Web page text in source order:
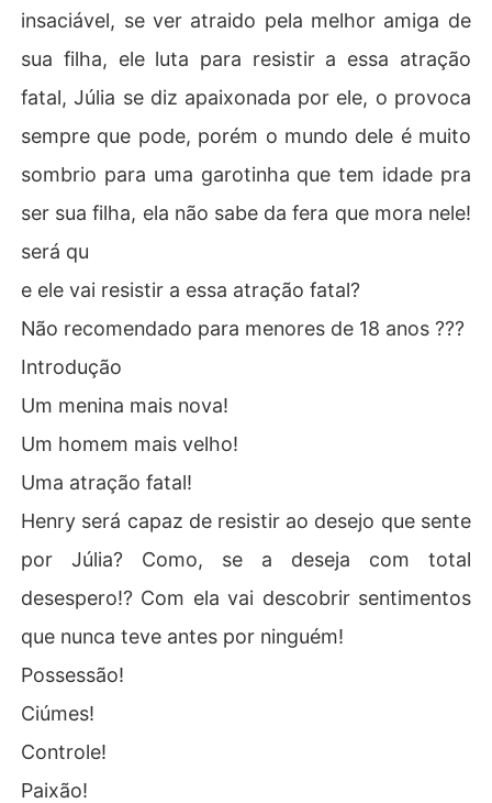
insaciável, se ver atraido pela melhor amiga de
sua filha, ele luta para resistir a essa atração
fatal, Júlia se diz apaixonada por ele, o provoca
sempre que pode, porém o mundo dele é muito
sombrio para uma garotinha que tem idade pra
ser sua filha, ela não sabe da fera que mora nele!
será qu
e ele vai resistir a essa atração fatal?
Não recomendado para menores de 18 anos ???
Introdução
Um menina mais nova!
Um homem mais velho!
Uma atração fatal!
Henry será capaz de resistir ao desejo que sente
por Júlia? Como, se a deseja com total
desespero!? Com ela vai descobrir sentimentos
que nunca teve antes por ninguém!
Possessão!
Ciúmes!
Controle!
Paixão!